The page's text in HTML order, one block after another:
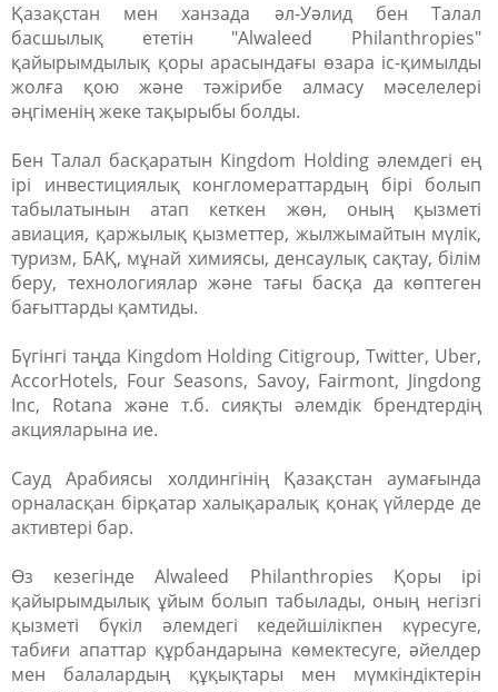
Қазақстан мен ханзада әл-Уәлид бен Талал
басшылық ететін "Alwaleed Philanthropies"
қайырымдылық қоры арасындағы өзара іс-қимылды
жолға қою және тәжірибе алмасу мәселелері
әңгіменің жеке тақырыбы болды.
Бен Талал басқаратын Kingdom Holding әлемдегі ең
ірі инвестициялық конгломераттардың бірі болып
табылатынын атап кеткен жөн, оның қызметі
авиация, қаржылық қызметтер, жылжымайтын мүлік,
туризм, БАҚ, мұнай химиясы, денсаулық сақтау, білім
беру, технологиялар және тағы басқа да көптеген
бағыттарды қамтиды.
Бүгінгі таңда Kingdom Holding Citigroup, Twitter, Uber,
AccorHotels, Four Seasons, Savoy, Fairmont, Jingdong
Inc, Rotana және т.б. сияқты әлемдік брендтердің
акцияларына ие.
Сауд Арабиясы холдингінің Қазақстан аумағында
орналасқан бірқатар халықаралық қонақ үйлерде де
активтері бар.
Өз кезегінде Alwaleed Philanthropies Қоры ірі
қайырымдылық ұйым болып табылады, оның негізгі
қызметі бүкіл әлемдегі кедейшілікпен күресуге,
табиғи апаттар құрбандарына көмектесуге, әйелдер
мен балалардың құқықтары мен мүмкіндіктерін